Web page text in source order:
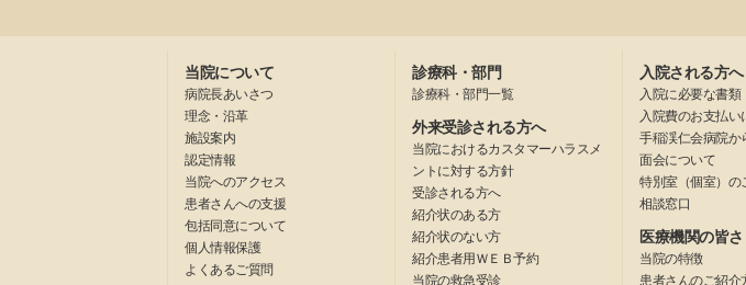
当院について
病院長あいさつ
理念・沿革
施設案内
認定情報
当院へのアクセス
患者さんへの支援
包括同意について
個人情報保護
よくあるご質問
診療科・部門
診療科・部門一覧
外来受診される方へ
当院におけるカスタマーハラスメ
ントに対する方針
受診される方へ
紹介状のある方
紹介状のない方
紹介患者用ＷＥＢ予約
当院の救急受診
入院される方へ
入院に必要な書類
入院費のお支払い
手稲渓仁会病院か
面会について
特別室（個室）の
相談窓口
医療機関の皆
当院の特徴
患者さんのご紹介